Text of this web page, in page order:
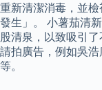
重新清潔消毒，並
發生」。 小薯茄清
股清泉，以致吸引
請拍廣告，例如吳
等。